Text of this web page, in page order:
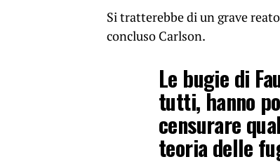
Si tratterebbe di un grave
concluso Carlson.
Le bugie di
tutti, hanno
censurare
teoria delle